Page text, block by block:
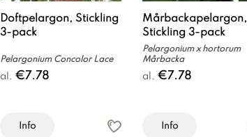
Doftpelargon, Stickling
3-pack
Pelargonium Concolor Lace
al. €7.78
Info
Mårbackapelargon,
Stickling 3-pack
Pelargonium x hortorum
Mårbacka
al. €7.78
Info